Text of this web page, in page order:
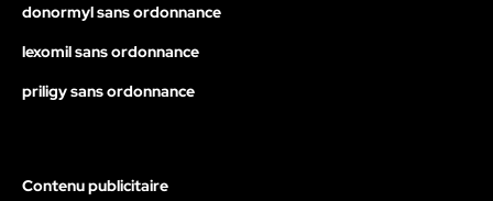
donormyl sans ordonnance
lexomil sans ordonnance
priligy sans ordonnance
Contenu publicitaire